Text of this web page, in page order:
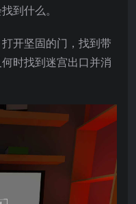
到什么。
开坚固的门，找到带
时找到迷宫出口并消